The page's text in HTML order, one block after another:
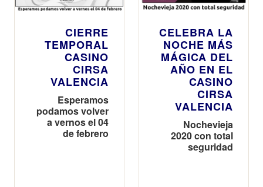
CIERRE
TEMPORAL
CASINO
CIRSA
VALENCIA
Esperamos
podamos volver
a vernos el 04
de febrero
CELEBRA LA
NOCHE MÁS
MÁGICA DEL
AÑO EN EL
CASINO
CIRSA
VALENCIA
Nochevieja
2020 con total
seguridad